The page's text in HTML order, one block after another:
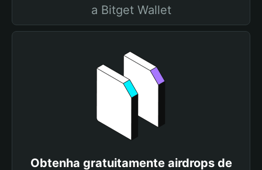
a Bitget Wallet
Obtenha gratuitamente airdrops de